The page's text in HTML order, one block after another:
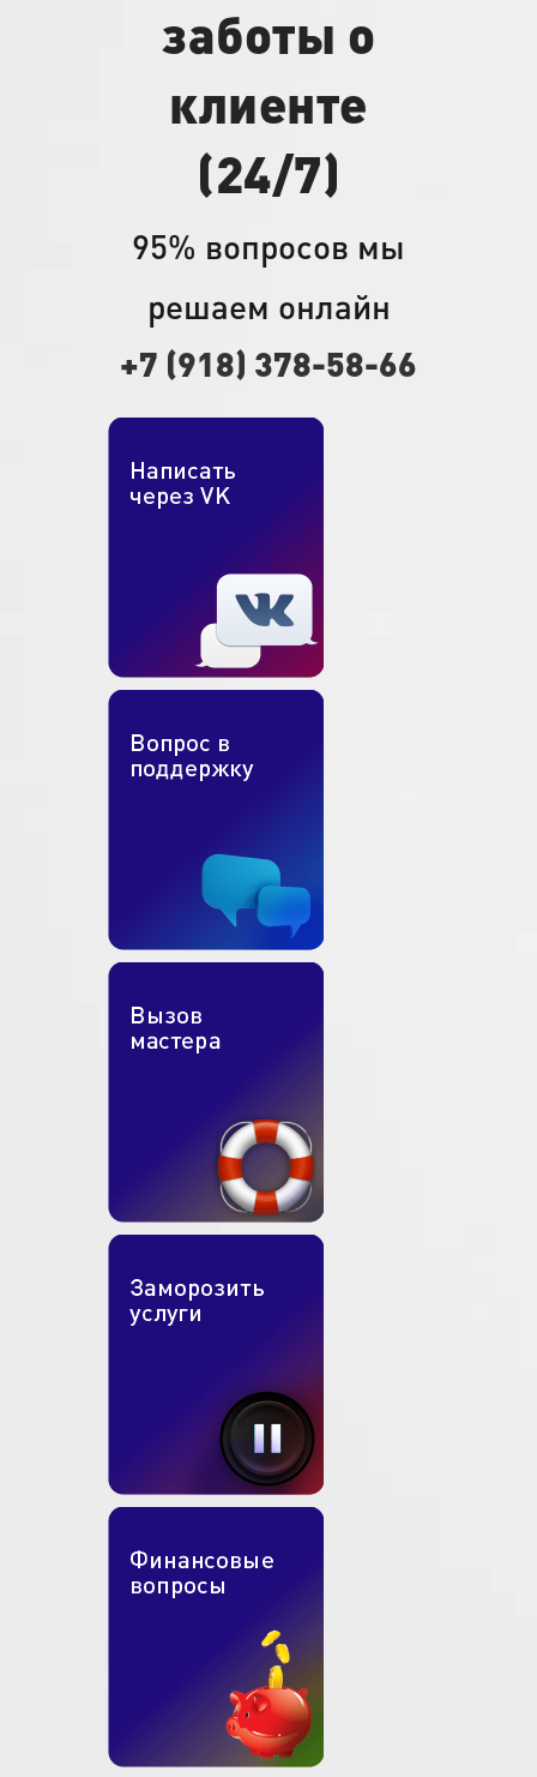
заботы о
клиенте
(24/7)
95% вопросов мы
решаем онлайн
+7 (918) 378-58-66